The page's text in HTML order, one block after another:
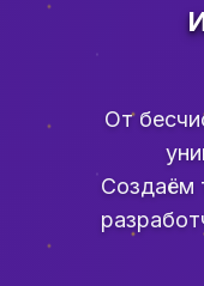
От
Создаём